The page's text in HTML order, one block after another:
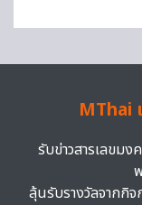
MThai
รับข่าวสารเลขมง
ลุ้นรับรางวัลจากกิ